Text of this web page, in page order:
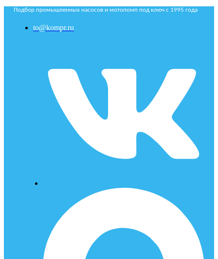
Подбор промышленных насосов и мотопомп под ключ с 1995 года
to@kompr.ru